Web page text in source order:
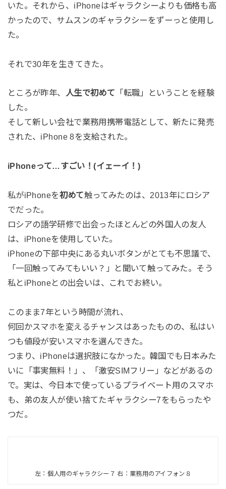
いた。それから、iPhoneはギャラクシーよりも価格も高
かったので、サムスンのギャラクシーをずーっと使用し
た。
それで30年を生きてきた。
ところが昨年、 人生で初めて 「転職」ということを経験
した。
そして新しい会社で業務用携帯電話として、新たに発売
された、iPhone 8を支給された。
iPhoneって…すごい！(イェーイ！)
私がiPhoneを初めて触ってみたのは、2013年にロシア
でだった。
ロシアの語学研修で出会ったほとんどの外国人の友人
は、iPhoneを使用していた。
iPhoneの下部中央にある丸いボタンがとても不思議で、
「一回触ってみてもいい？」と聞いて触ってみた。そう
私とiPhoneとの出会いは、これでお終い。
このまま7年という時間が流れ、
何回かスマホを変えるチャンスはあったものの、私はい
つも値段が安いスマホを選んできた。
つまり、iPhoneは選択肢になかった。韓国でも日本みた
いに「事実無料！」、「激安SIMフリー」などがあるの
で。実は、今日本で使っているプライベート用のスマホ
も、弟の友人が使い捨てたギャラクシー7をもらったや
つだ。
左：個人用のギャラクシー７ 右：業務用のアイフォン８